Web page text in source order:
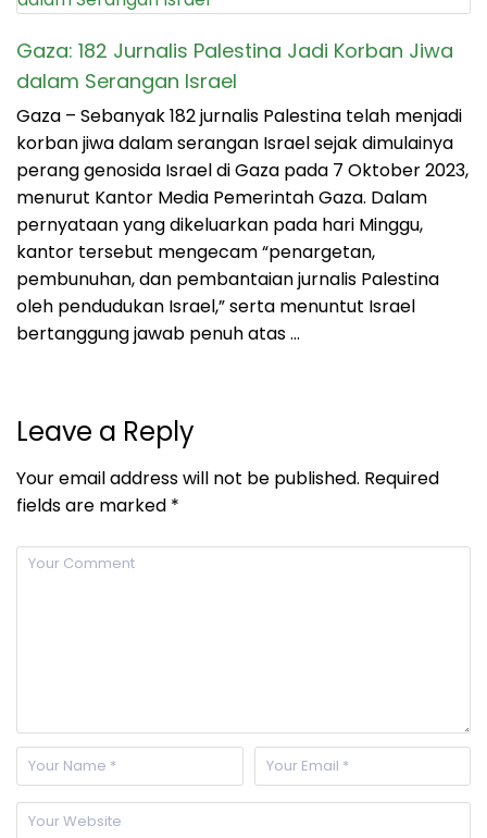
Gaza: 182 Jurnalis Palestina Jadi Korban Jiwa
dalam Serangan Israel
Gaza – Sebanyak 182 jurnalis Palestina telah menjadi
korban jiwa dalam serangan Israel sejak dimulainya
perang genosida Israel di Gaza pada 7 Oktober 2023,
menurut Kantor Media Pemerintah Gaza. Dalam
pernyataan yang dikeluarkan pada hari Minggu,
kantor tersebut mengecam “penargetan,
pembunuhan, dan pembantaian jurnalis Palestina
oleh pendudukan Israel,” serta menuntut Israel
bertanggung jawab penuh atas …
Leave a Reply
Your email address will not be published. Required
fields are marked *